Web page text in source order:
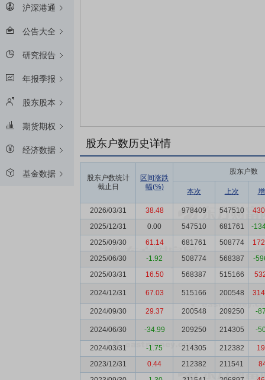
沪深港通
公告大全
研究报告
年报季报
股东股本
期货期权
经济数据
基金数据
股东户数历史详情
股东户数统计
截止日
区间涨跌
幅(%)
股东户数
本次 上次
2026/03/31 38.48 978409 547510
2025/12/31
0.00 547510 681761
-
2025/09/30
61.14 681761 508774
2025/06/30
-1.92 508774 568387
-
2025/03/31
16.50 568387 515166
2024/12/31 67.03 515166 200548
2024/09/30 29.37 200548 209250 -
2024/06/30 -34.99 209250 214305 -
2024/03/31 -1.75 214305 212382
2023/12/31
0.44 212382 211541